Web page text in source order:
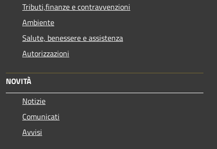
Tributi,finanze e contravvenzioni
Ambiente
Salute, benessere e assistenza
Autorizzazioni
NOVITÀ
Notizie
Comunicati
Avvisi